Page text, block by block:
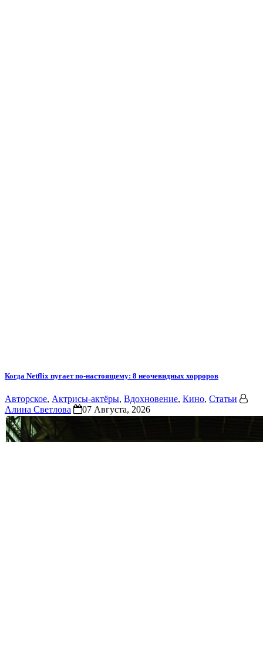
Когда Netflix пугает по-настоящему: 8 неочевидных хорроров
Авторское, Актрисы-актёры, Вдохновение, Кино, Статьи
Алина Светлова
07 Августа, 2026